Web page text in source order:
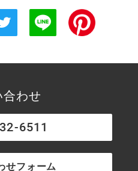
合わせ
6511
せフォーム